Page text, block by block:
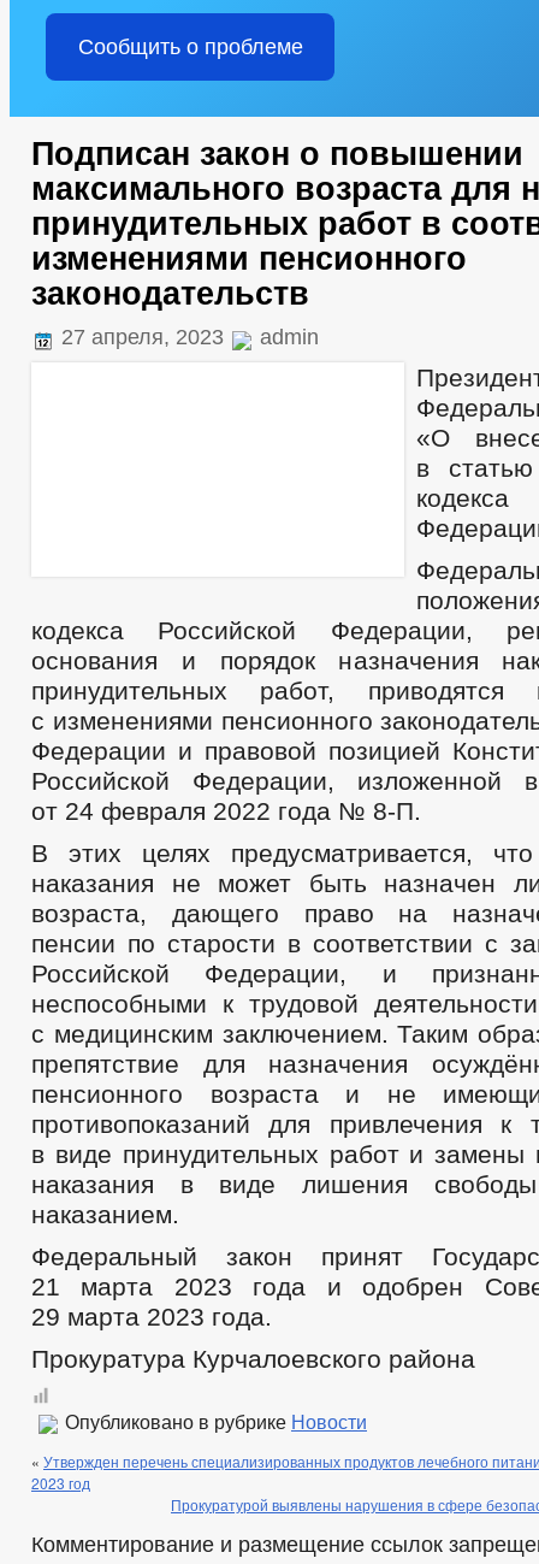
Сообщить о проблеме
Подписан закон о повышении
максимального возраста для
принудительных работ в
изменениями пенсионного
законодательств
27 апреля, 2023 admin
«О
в
кодекса Российской Федерации,
основания и порядок назначения
принудительных работ, приводятся
с изменениями пенсионного
Федерации и правовой позицией
Российской Федерации, изложенной
от 24 февраля 2022 года № 8-П.
В этих целях предусматривается,
наказания не может быть назначен
возраста, дающего право на
пенсии по старости в соответствии с
Российской Федерации, и
неспособными к трудовой
с медицинским заключением. Таким
препятствие для назначения
пенсионного возраста и не
противопоказаний для привлечения к
в виде принудительных работ и замены
наказания в виде лишения
наказанием.
Федеральный закон принят
21 марта 2023 года и одобрен
29 марта 2023 года.
Прокуратура Курчалоевского района
Опубликовано в рубрике Новости
« Утвержден перечень специализированных продуктов лечебного
2023 год
Прокуратурой выявлены нарушения в сфере
Комментирование и размещение ссылок